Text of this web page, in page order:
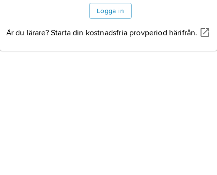
Logga in
Är du lärare? Starta din kostnadsfria provperiod härifrån.